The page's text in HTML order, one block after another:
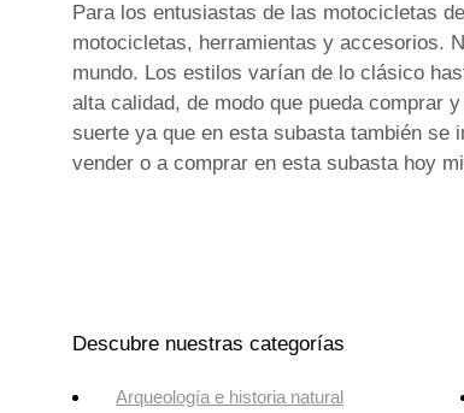
Para los entusiastas de las motocicletas
motocicletas, herramientas y accesorios.
mundo. Los estilos varían de lo clásico
alta calidad, de modo que pueda comprar
suerte ya que en esta subasta también se
vender o a comprar en esta subasta hoy
Descubre nuestras categorías
Arqueología e historia natural